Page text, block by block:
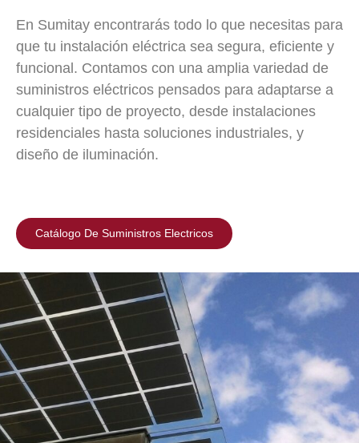
En Sumitay encontrarás todo lo que necesitas para
que tu instalación eléctrica sea segura, eficiente y
funcional. Contamos con una amplia variedad de
suministros eléctricos pensados para adaptarse a
cualquier tipo de proyecto, desde instalaciones
residenciales hasta soluciones industriales, y
diseño de iluminación.
Catálogo De Suministros Electricos